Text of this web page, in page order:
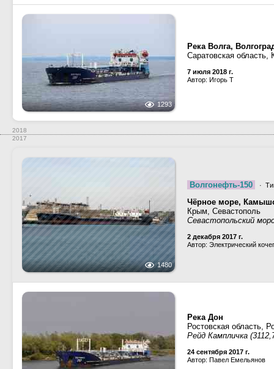
1293
Река Волга,
Саратовская область,
7 июля 2018 г.
Автор: Игорь Т
2018
2017
1480
Волгонефть-150 ·
Чёрное море,
Крым, Севастополь
Севастопольский
2 декабря 2017 г.
Автор: Электрический
Река Дон
Ростовская область,
Рейд Кампличка
24 сентября 2017 г.
Автор: Павел Емельянов